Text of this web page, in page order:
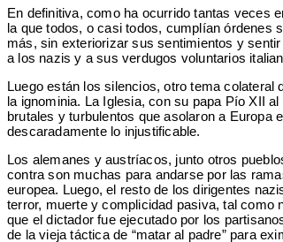
En definitiva, como ha ocurrido tantas veces
la que todos, o casi todos, cumplían órdenes
más, sin exteriorizar sus sentimientos y
a los nazis y a sus verdugos voluntarios
Luego están los silencios, otro tema
la ignominia. La Iglesia, con su papa Pío XII
brutales y turbulentos que asolaron a
descaradamente lo injustificable.
Los alemanes y austríacos, junto otros
contra son muchas para andarse por las
europea. Luego, el resto de los dirigentes
terror, muerte y complicidad pasiva, tal como
que el dictador fue ejecutado por los
de la vieja táctica de “matar al padre” para